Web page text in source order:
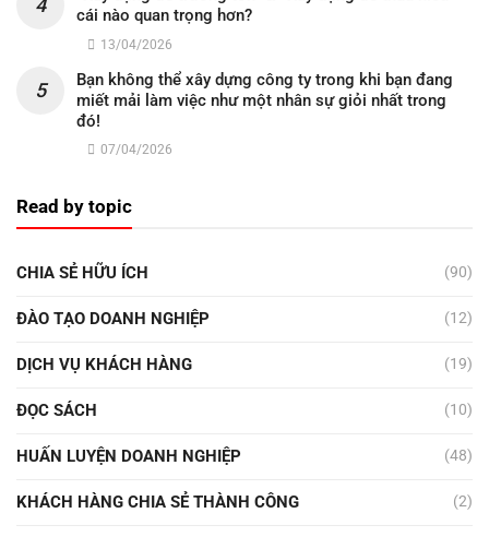
cái nào quan trọng hơn?
13/04/2026
Bạn không thể xây dựng công ty trong khi bạn đang
miết mải làm việc như một nhân sự giỏi nhất trong
đó!
07/04/2026
Read by topic
CHIA SẺ HỮU ÍCH (90)
ĐÀO TẠO DOANH NGHIỆP (12)
DỊCH VỤ KHÁCH HÀNG (19)
ĐỌC SÁCH (10)
HUẤN LUYỆN DOANH NGHIỆP (48)
KHÁCH HÀNG CHIA SẺ THÀNH CÔNG (2)